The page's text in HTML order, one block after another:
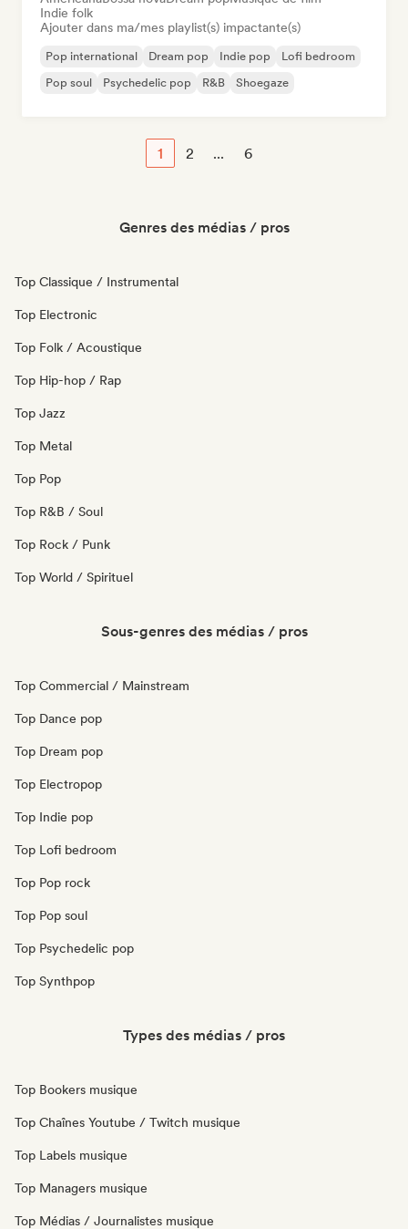
Indie folk
Ajouter dans ma/mes playlist(s) impactante(s)
Pop international Dream pop Indie pop
Lofi bedroom
Pop soul
Psychedelic pop R&B Shoegaze
1 2 ... 6
Genres des médias / pros
Top Classique / Instrumental
Top Electronic
Top Folk / Acoustique
Top Hip-hop / Rap
Top Jazz
Top Metal
Top Pop
Top R&B / Soul
Top Rock / Punk
Top World / Spirituel
Sous-genres des médias / pros
Top Commercial / Mainstream
Top Dance pop
Top Dream pop
Top Electropop
Top Indie pop
Top Lofi bedroom
Top Pop rock
Top Pop soul
Top Psychedelic pop
Top Synthpop
Types des médias / pros
Top Bookers musique
Top Chaînes Youtube / Twitch musique
Top Labels musique
Top Managers musique
Top Médias / Journalistes musique